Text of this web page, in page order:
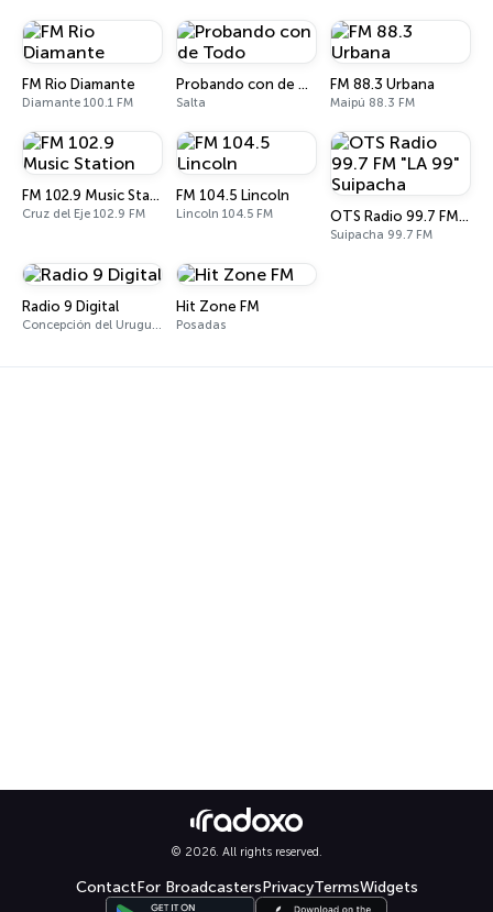
FM Rio Diamante
Diamante 100.1 FM
Probando con de Todo
Salta
FM 88.3 Urbana
Maipú 88.3 FM
FM 102.9 Music Station
Cruz del Eje 102.9 FM
FM 104.5 Lincoln
Lincoln 104.5 FM OTS Radio 99.7 FM "LA 99" Suipacha
Suipacha 99.7 FM
Radio 9 Digital
Concepción del Uruguay 96.9 FM
Hit Zone FM
Posadas
© 2026. All rights reserved.
ContactFor BroadcastersPrivacyTermsWidgets